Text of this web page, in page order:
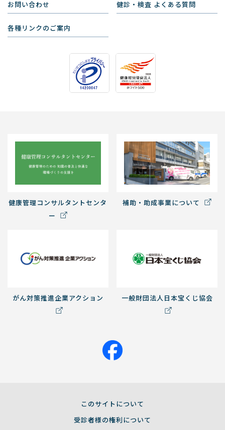
お問い合わせ 健診・検査 よくある質問
各種リンクのご案内
健康管理コンサルタントセンタ
ー
補助・助成事業について
がん対策推進企業アクション 一般財団法人日本宝くじ協会
このサイトについて
受診者様の権利について